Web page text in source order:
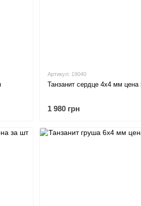
Артикул: 19040
Танзанит сердце
1 980 грн